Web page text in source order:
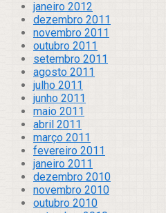
janeiro 2012
dezembro 2011
novembro 2011
outubro 2011
setembro 2011
agosto 2011
julho 2011
junho 2011
maio 2011
abril 2011
março 2011
fevereiro 2011
janeiro 2011
dezembro 2010
novembro 2010
outubro 2010